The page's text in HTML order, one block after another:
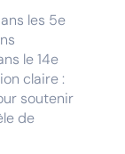
les 5e
le 14e
claire :
soutenir
de